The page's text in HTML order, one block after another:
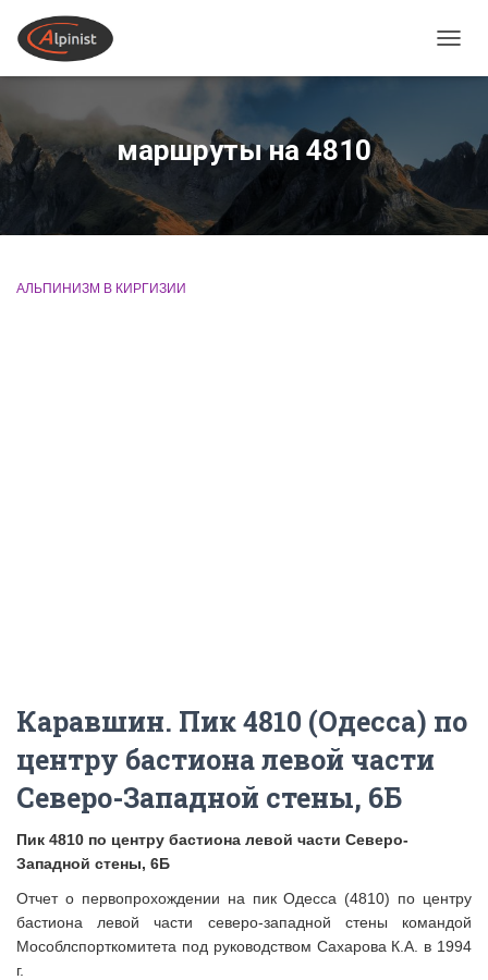
маршруты на 4810
АЛЬПИНИЗМ В КИРГИЗИИ
Каравшин. Пик 4810 (Одесса) по
центру бастиона левой части
Северо-Западной стены, 6Б
Пик 4810 по центру бастиона левой части Северо-
Западной стены, 6Б
Отчет о первопрохождении на пик Одесса (4810) по центру
бастиона левой части северо-западной стены командой
Мособлспорткомитета под руководством Сахарова К.А. в 1994
г.